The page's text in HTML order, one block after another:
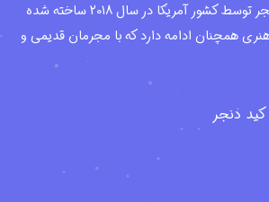
سریال انیمیشنی کید دنجر توسط کشور آمریکا در سال 2018 ساخته شده
همچنان ادامه دارد که با مجرمان قدیمی و
دنجر